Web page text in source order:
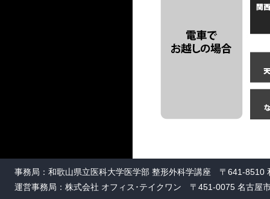
事務局：和歌山県立医科大学医学部 整形外科学講座 〒641-
運営事務局：株式会社 オフィス･テイクワン 〒451-0075 名古